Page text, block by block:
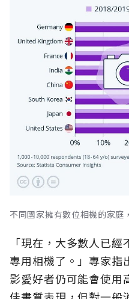
不同國家擁有數位相機的家
「現在，大多數人已
專用相機了。」專家指
影愛好者仍可能會使用